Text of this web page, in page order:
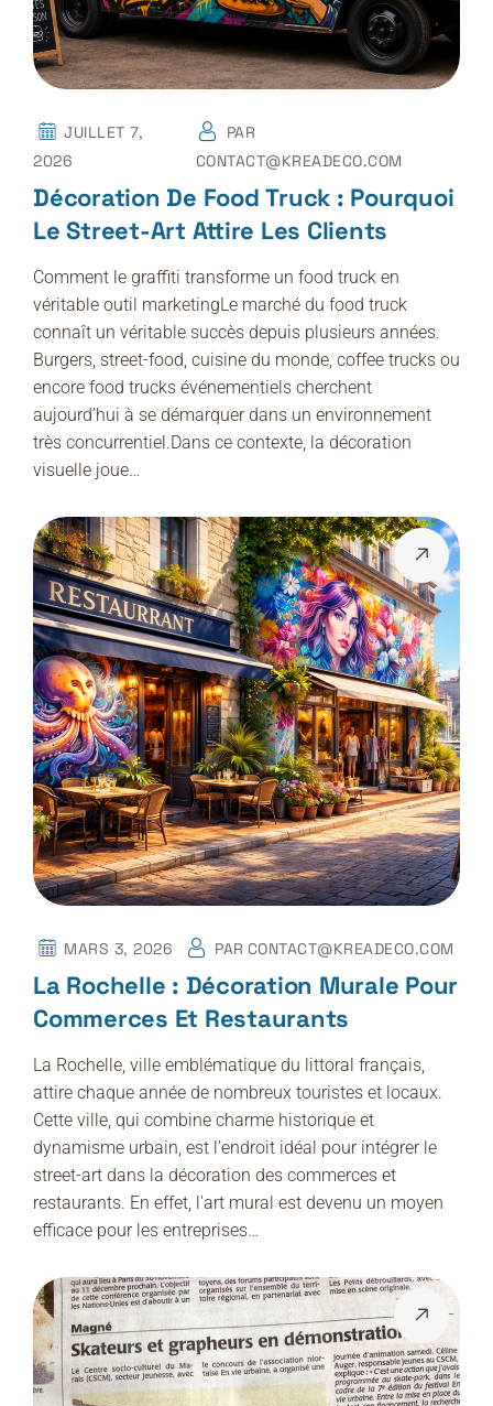
JUILLET 7,
2026
PAR
CONTACT@KREADECO.COM
Décoration De Food Truck : Pourquoi
Le Street-Art Attire Les Clients
Comment le graffiti transforme un food truck en
véritable outil marketingLe marché du food truck
connaît un véritable succès depuis plusieurs années.
Burgers, street-food, cuisine du monde, coffee trucks ou
encore food trucks événementiels cherchent
aujourd’hui à se démarquer dans un environnement
très concurrentiel.Dans ce contexte, la décoration
visuelle joue…
MARS 3, 2026 PAR CONTACT@KREADECO.COM
La Rochelle : Décoration Murale Pour
Commerces Et Restaurants
La Rochelle, ville emblématique du littoral français,
attire chaque année de nombreux touristes et locaux.
Cette ville, qui combine charme historique et
dynamisme urbain, est l'endroit idéal pour intégrer le
street-art dans la décoration des commerces et
restaurants. En effet, l'art mural est devenu un moyen
efficace pour les entreprises…